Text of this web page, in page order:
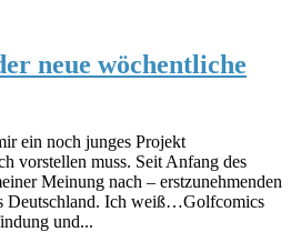
neue wöchentliche
ein noch junges Projekt
vorstellen muss. Seit Anfang des
Meinung nach – erstzunehmenden
Deutschland. Ich weiß…Golfcomics
und...